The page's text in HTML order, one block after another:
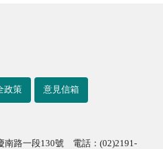
政策 意見信箱
南路一段130號 電話：(02)2191-